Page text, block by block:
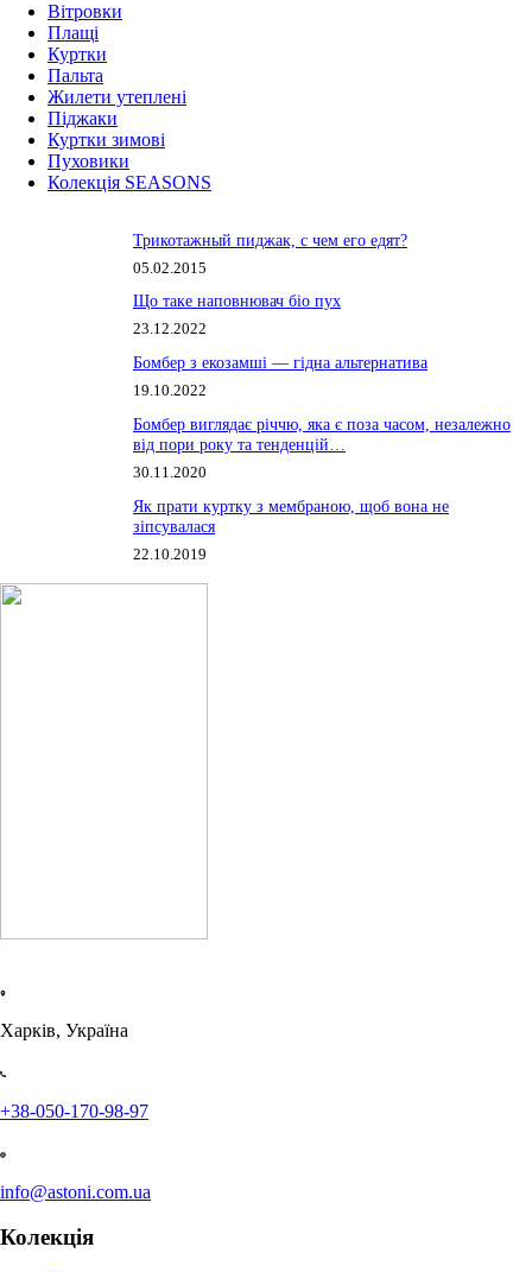
Вітровки
Плащі
Куртки
Пальта
Жилети утеплені
Піджаки
Куртки зимові
Пуховики
Колекція SEASONS
Трикотажный пиджак, с чем его едят?
05.02.2015
Що таке наповнювач біо пух
23.12.2022
Бомбер з екозамші — гідна альтернатива
19.10.2022
Бомбер виглядає річчю, яка є поза часом, незалежно
від пори року та тенденцій…
30.11.2020
Як прати куртку з мембраною, щоб вона не
зіпсувалася
22.10.2019
Харків, Україна
+38-050-170-98-97
info@astoni.com.ua
Колекція